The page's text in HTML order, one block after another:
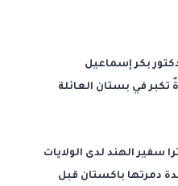
بكر إسماعيل
تكبر في بستان العائلة
سفير الهند لدى الولايات
دمرتها باكستان قبل